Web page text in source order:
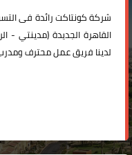
شركةكونتاكترائدة فى
القاهرة الجديدة (مدينتي -
لدينا فريق عمل محترف